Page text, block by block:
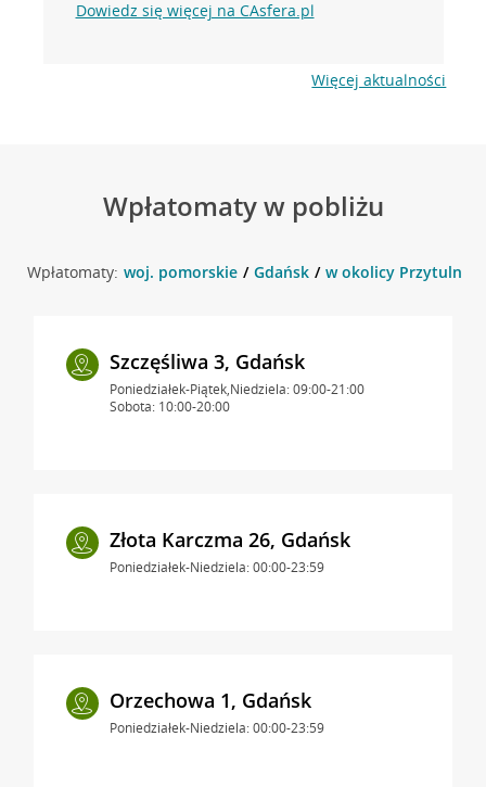
Dowiedz się więcej na CAsfera.pl
Więcej aktualności
Wpłatomaty w pobliżu
Wpłatomaty: woj. pomorskie Gdańsk w okolicy Przytulna
Szczęśliwa 3, Gdańsk
Poniedziałek-Piątek,Niedziela: 09:00-21:00
Sobota: 10:00-20:00
Złota Karczma 26, Gdańsk
Poniedziałek-Niedziela: 00:00-23:59
Orzechowa 1, Gdańsk
Poniedziałek-Niedziela: 00:00-23:59